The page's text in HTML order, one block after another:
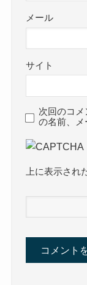
メール
サイト
次回のコ
の名前、メ
上に表示され